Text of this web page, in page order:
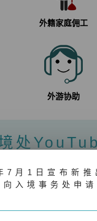
外籍家庭佣工
外游协助
处
7月1日宣布新推
入境事务处申